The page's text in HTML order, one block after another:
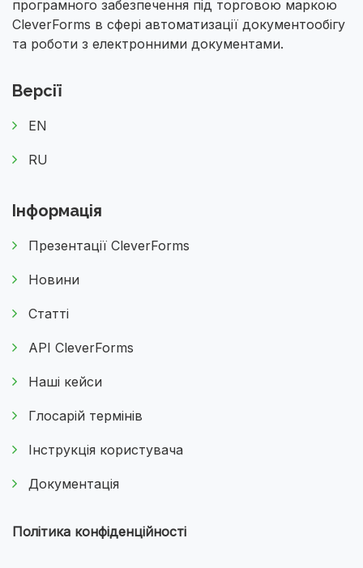
програмного забезпечення під торговою маркою
CleverForms в сфері автоматизації документообігу
та роботи з електронними документами.
Версії
EN
RU
Інформація
Презентації CleverForms
Новини
Статті
API CleverForms
Наші кейси
Глосарій термінів
Інструкція користувача
Документація
Політика конфіденційності